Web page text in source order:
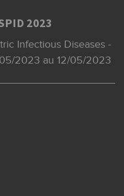
2023
Infectious Diseases -
2023 au 12/05/2023